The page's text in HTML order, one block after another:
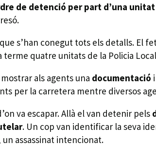
de detenció per part d’una unitat
que s’han conegut tots els detalls. El
terme quatre unitats de la Policia
als agents una documentació
per la carretera mentre diversos
va escapar. Allà el van detenir pels
. Un cop van identificar la seva
un assassinat intencionat.